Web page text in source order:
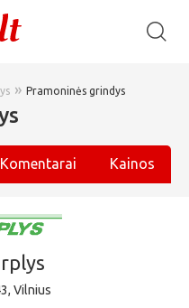
» Pramoninės grindys
Komentarai Kainos
Vilnius